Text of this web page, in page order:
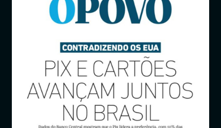
Jornais
Notícias